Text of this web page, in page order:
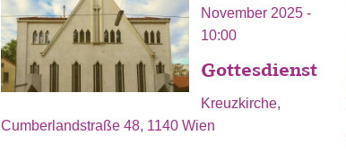
November 2025 -
10:00
Gottesdienst
Kreuzkirche,
Cumberlandstraße 48, 1140 Wien